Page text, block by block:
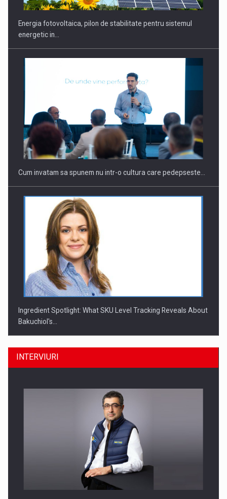
Webinar - Business Evolution-RETHINK STRATEGY-Finantare
Investitii Digitalizare
Energia fotovoltaica, pilon de stabilitate pentru sistemul
energetic in…
Cum invatam sa spunem nu intr-o cultura care pedepseste…
Ingredient Spotlight: What SKU Level Tracking Reveals About
Bakuchiol's…
Producatorii si comerciantii care nu se supun noilor
INTERVIURI